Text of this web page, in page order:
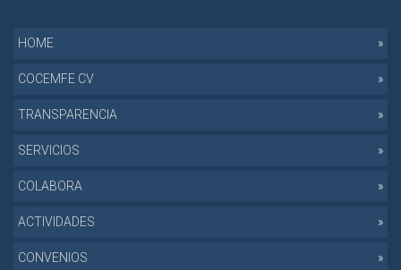
HOME
COCEMFE CV
TRANSPARENCIA
SERVICIOS
COLABORA
ACTIVIDADES
CONVENIOS